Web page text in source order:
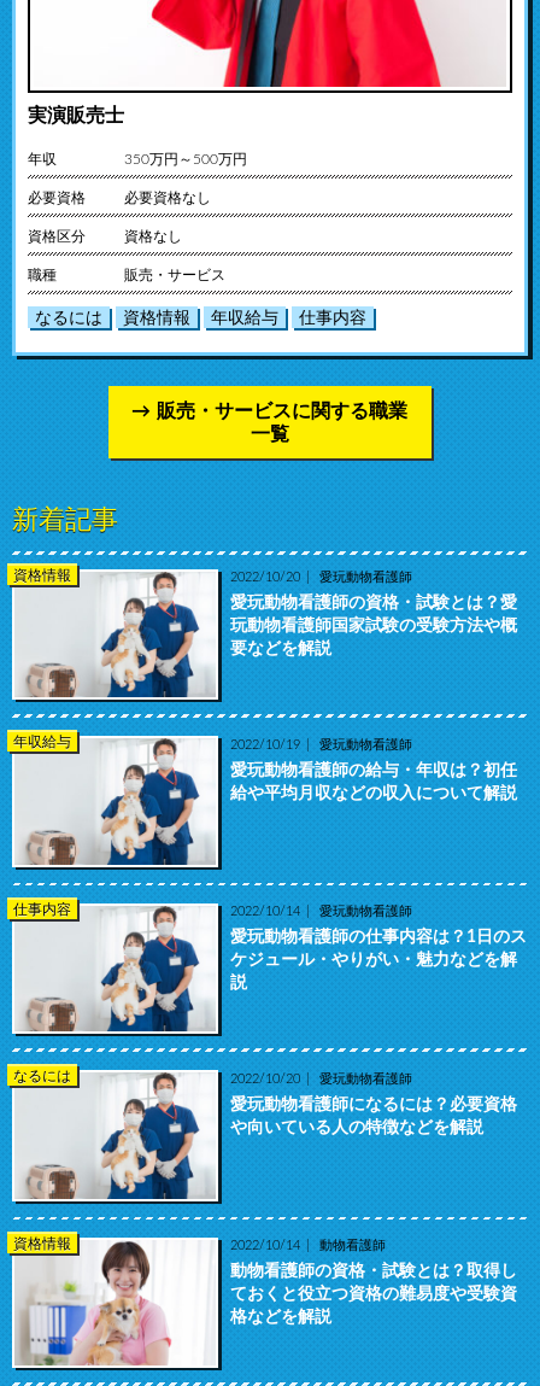
実演販売士
年収 350万円～500万円
必要資格 必要資格なし
資格区分 資格なし
職種 販売・サービス
なるには 資格情報 年収給与 仕事内容
販売・サービスに関する職業
一覧
新着記事
資格情報 2022/10/20 愛玩動物看護師
愛玩動物看護師の資格・試験とは？愛
玩動物看護師国家試験の受験方法や概
要などを解説
年収給与 2022/10/19 愛玩動物看護師
愛玩動物看護師の給与・年収は？初任
給や平均月収などの収入について解説
仕事内容 2022/10/14 愛玩動物看護師
愛玩動物看護師の仕事内容は？1日のス
ケジュール・やりがい・魅力などを解
説
なるには 2022/10/20 愛玩動物看護師
愛玩動物看護師になるには？必要資格
や向いている人の特徴などを解説
資格情報 2022/10/14 動物看護師
動物看護師の資格・試験とは？取得し
ておくと役立つ資格の難易度や受験資
格などを解説